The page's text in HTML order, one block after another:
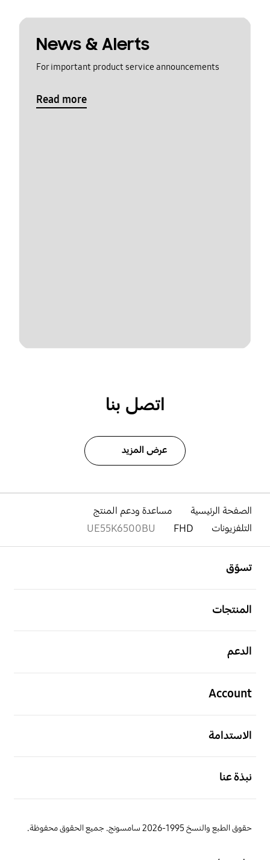
News & Alerts
For important product service announcements
Read more
اتصل بنا
عرض المزيد
الصفحة الرئيسية
مساعدة ودعم المنتج
التلفزيونات
FHD
UE55K6500BU
تسوّق
المنتجات
الدعم
Account
الاستدامة
نبذة عنا
حقوق الطبع والنسخ 1995-2026 سامسونج. جميع الحقوق محفوظة.